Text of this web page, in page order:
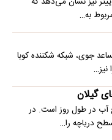
جوی، شبکه شکننده کوبا
گیلان
در طول روز است. در
دریاچه را…